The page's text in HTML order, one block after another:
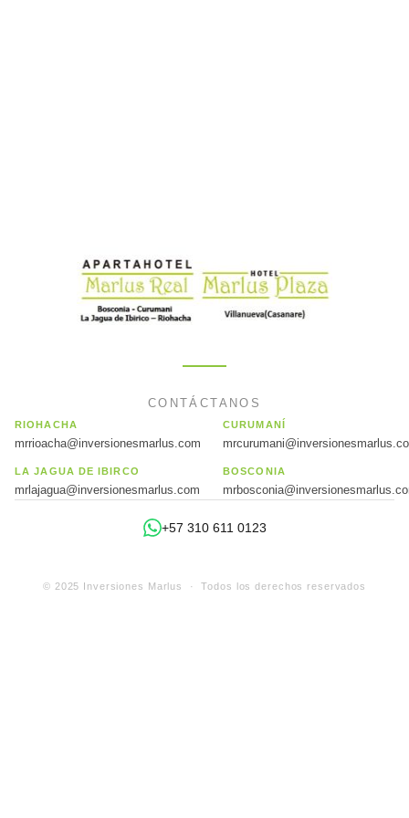
CONTÁCTANOS
RIOHACHA
mrrioacha@inversionesmarlus.com
CURUMANÍ
LA JAGUA DE IBIRCO
mrlajagua@inversionesmarlus.com
BOSCONIA
+57 310 611 0123
© 2025 Inversiones Marlus · Todos los derechos reservados